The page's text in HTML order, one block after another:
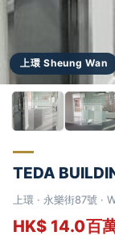
上環 Sheung Wan
TEDA
上環 · 永樂街87號 ·
HK$ 14.0百